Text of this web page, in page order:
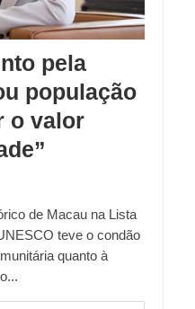
pela
população
o valor
de Macau na Lista
teve o condão
quanto à